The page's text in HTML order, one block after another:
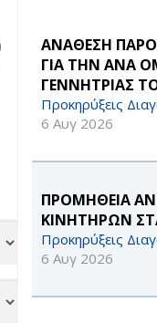
ΑΝΑΘΕΣΗ
ΓΙΑ ΤΗΝ ΑΝΑ
ΓΕΝΝΗΤΡΙΑΣ
Προκηρύξεις
6 Αυγ 2026
ΠΡΟΜΗΘΕΙΑ
ΚΙΝΗΤΗΡΩΝ
Προκηρύξεις
6 Αυγ 2026